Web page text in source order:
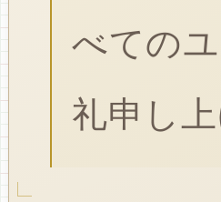
べての
礼申し上